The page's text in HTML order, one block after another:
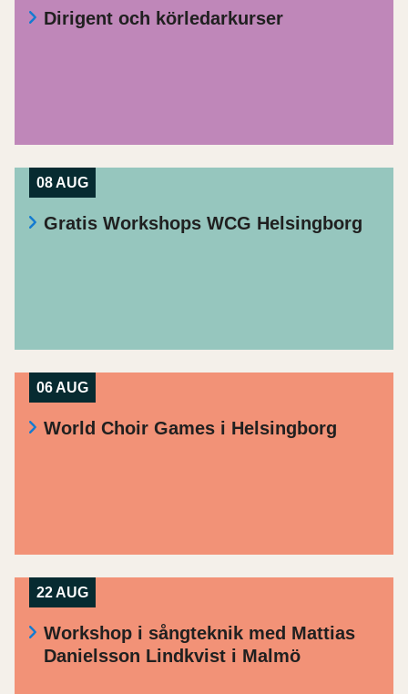
Dirigent och körledarkurser
08 AUG
Gratis Workshops WCG Helsingborg
06 AUG
World Choir Games i Helsingborg
22 AUG
Workshop i sångteknik med Mattias
Danielsson Lindkvist i Malmö